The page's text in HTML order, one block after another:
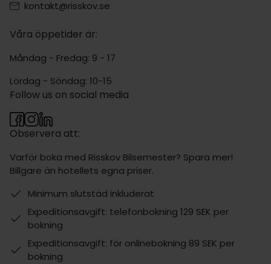
kontakt@risskov.se
Våra öppetider är:
Måndag - Fredag: 9 - 17
Lördag - Söndag: 10-15
Observera att:
Varför boka med Risskov Bilsemester? Spara mer!
Billgare än hotellets egna priser.
Minimum slutstäd inkluderat
Expeditionsavgift: telefonbokning 129 SEK per
bokning
Expeditionsavgift: för onlinebokning 89 SEK per
bokning
Follow us on social media